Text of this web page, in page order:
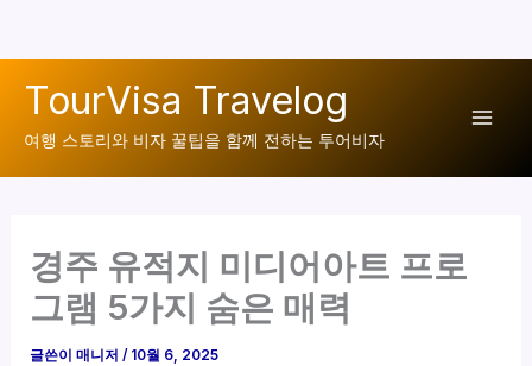
TourVisa Travelog
여행 스토리와 비자 꿀팁을 함께 전하는 투어비자
경주 유적지 미디어아트 프로
그램 5가지 숨은 매력
글쓴이매니저/ 10월 6, 2025